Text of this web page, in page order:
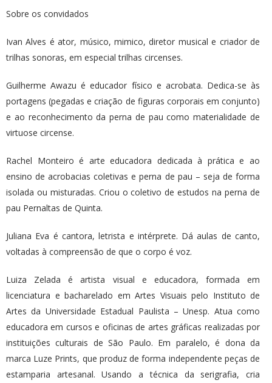
Sobre os convidados
Ivan Alves é ator, músico, mimico, diretor musical e criador de
trilhas sonoras, em especial trilhas circenses.
Guilherme Awazu é educador físico e acrobata. Dedica-se às
portagens (pegadas e criação de figuras corporais em conjunto)
e ao reconhecimento da perna de pau como materialidade de
virtuose circense.
Rachel Monteiro é arte educadora dedicada à prática e ao
ensino de acrobacias coletivas e perna de pau – seja de forma
isolada ou misturadas. Criou o coletivo de estudos na perna de
pau Pernaltas de Quinta.
Juliana Eva é cantora, letrista e intérprete. Dá aulas de canto,
voltadas à compreensão de que o corpo é voz.
Luiza Zelada é artista visual e educadora, formada em
licenciatura e bacharelado em Artes Visuais pelo Instituto de
Artes da Universidade Estadual Paulista – Unesp. Atua como
educadora em cursos e oficinas de artes gráficas realizadas por
instituições culturais de São Paulo. Em paralelo, é dona da
marca Luze Prints, que produz de forma independente peças de
estamparia artesanal. Usando a técnica da serigrafia, cria